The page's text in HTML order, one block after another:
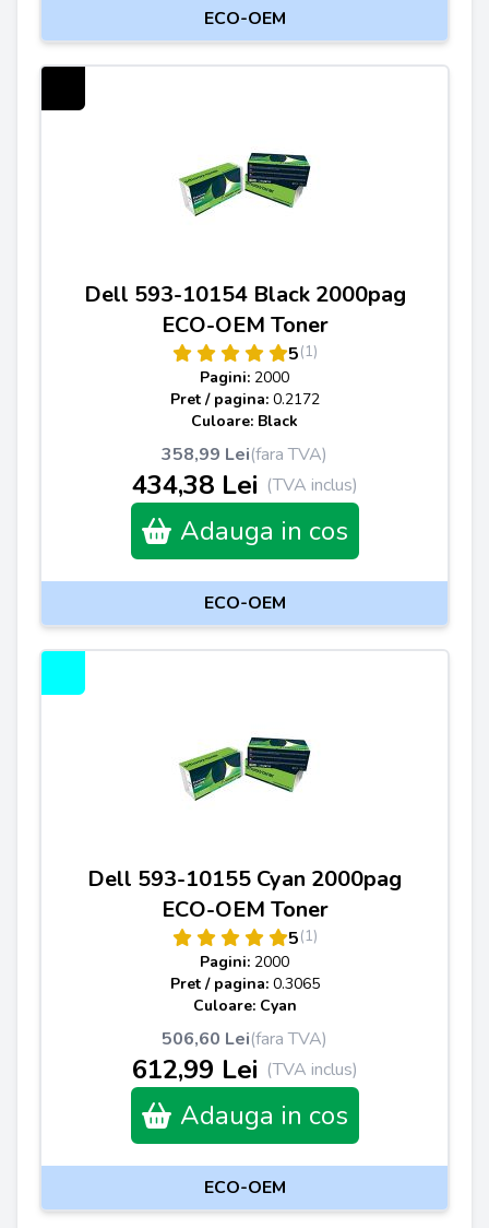
ECO-OEM
Dell 593-10154 Black 2000pag
ECO-OEM Toner
5(1)
Pagini: 2000
Pret / pagina: 0.2172
Culoare: Black
358,99 Lei(fara TVA)
434,38 Lei (TVA inclus)
Adauga in cos
ECO-OEM
Dell 593-10155 Cyan 2000pag
ECO-OEM Toner
5(1)
Pagini: 2000
Pret / pagina: 0.3065
Culoare: Cyan
506,60 Lei(fara TVA)
612,99 Lei (TVA inclus)
Adauga in cos
ECO-OEM